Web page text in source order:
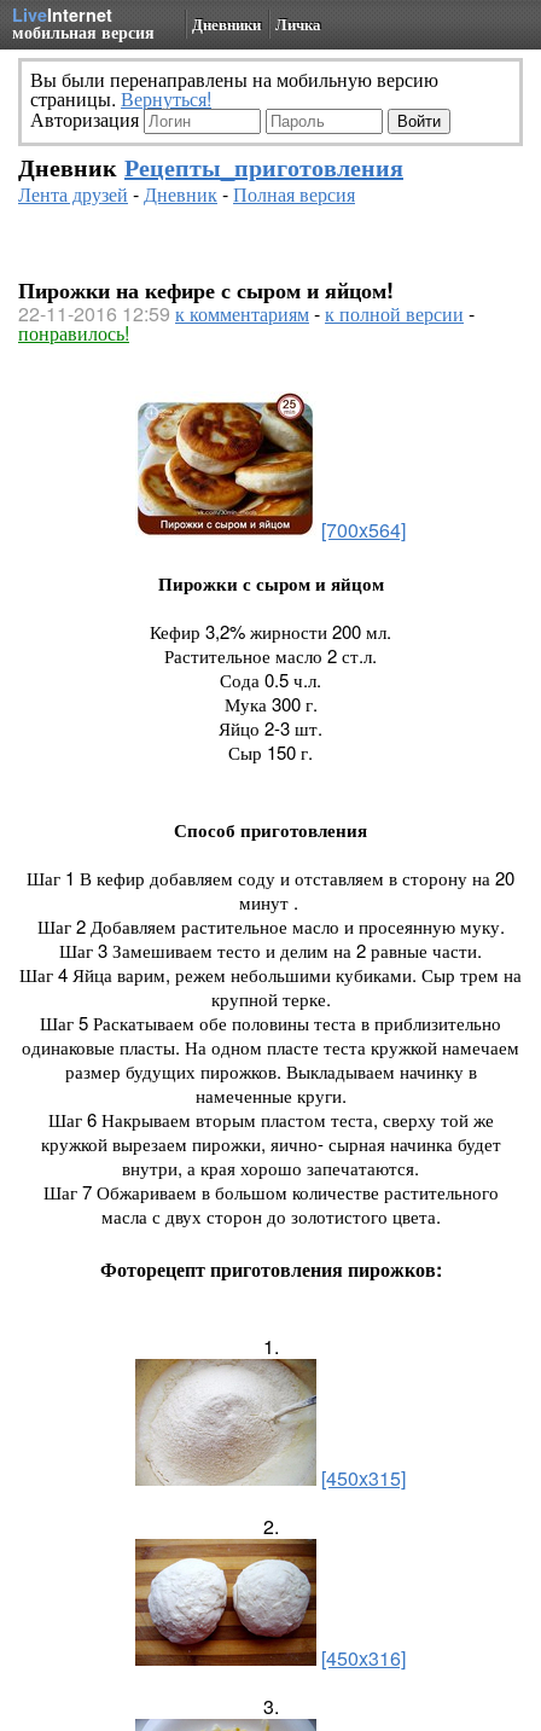
LiveInternet
мобильная версия Дневники Личка
Вы были перенаправлены на мобильную версию
страницы. Вернуться!
Авторизация
Дневник Рецепты_приготовления
Лента друзей -Дневник-Полная версия
Пирожки на кефире с сыром и яйцом!
22-11-2016 12:59 к комментариям-к полной версии -
понравилось!
[700x564]
Пирожки с сыром и яйцом
Кефир 3,2% жирности 200 мл.
Растительное масло 2 ст.л.
Сода 0.5 ч.л.
Мука 300 г.
Яйцо 2-3 шт.
Сыр 150 г.
Способ приготовления
Шаг 1 В кефир добавляем соду и отставляем в сторону на 20
минут .
Шаг 2 Добавляем растительное масло и просеянную муку.
Шаг 3 Замешиваем тесто и делим на 2 равные части.
Шаг 4 Яйца варим, режем небольшими кубиками. Сыр трем на
крупной терке.
Шаг 5 Раскатываем обе половины теста в приблизительно
одинаковые пласты. На одном пласте теста кружкой намечаем
размер будущих пирожков. Выкладываем начинку в
намеченные круги.
Шаг 6 Накрываем вторым пластом теста, сверху той же
кружкой вырезаем пирожки, яично- сырная начинка будет
внутри, а края хорошо запечатаются.
Шаг 7 Обжариваем в большом количестве растительного
масла с двух сторон до золотистого цвета.
Фоторецепт приготовления пирожков:
1.
[450x315]
2.
[450x316]
3.